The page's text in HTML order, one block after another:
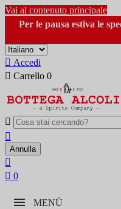
Vai al contenuto principale
Per le pausa estiva le
 Accedi
 Carrello 0


Annulla

 0
MENÙ